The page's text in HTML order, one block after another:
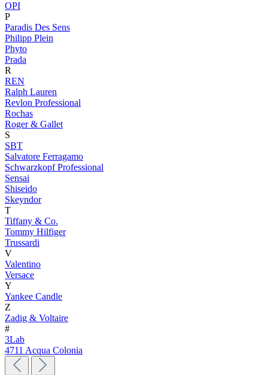
OPI
P
Paradis Des Sens
Philipp Plein
Phyto
Prada
R
REN
Ralph Lauren
Revlon Professional
Rochas
Roger & Gallet
S
SBT
Salvatore Ferragamo
Schwarzkopf Professional
Sensai
Shiseido
Skeyndor
T
Tiffany & Co.
Tommy Hilfiger
Trussardi
V
Valentino
Versace
Y
Yankee Candle
Z
Zadig & Voltaire
#
3Lab
4711 Acqua Colonia